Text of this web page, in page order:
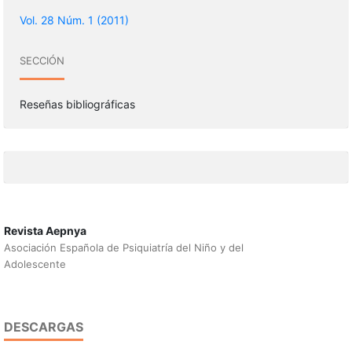
Vol. 28 Núm. 1 (2011)
SECCIÓN
Reseñas bibliográficas
Revista Aepnya
Asociación Española de Psiquiatría del Niño y del
Adolescente
DESCARGAS